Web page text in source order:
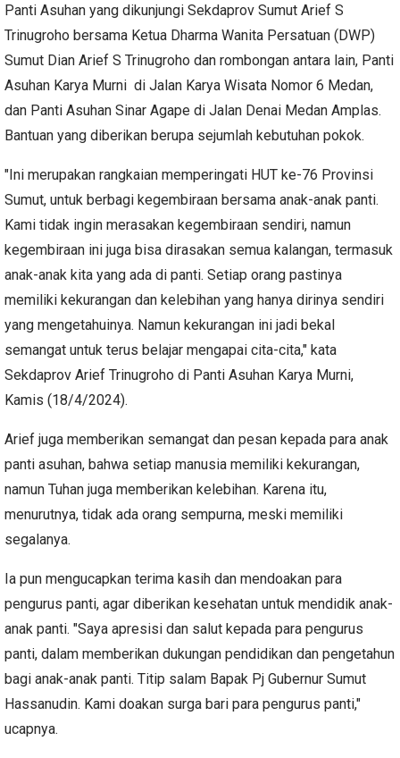
Panti Asuhan yang dikunjungi Sekdaprov Sumut Arief S
Trinugroho bersama Ketua Dharma Wanita Persatuan (DWP)
Sumut Dian Arief S Trinugroho dan rombongan antara lain, Panti
Asuhan Karya Murni di Jalan Karya Wisata Nomor 6 Medan,
dan Panti Asuhan Sinar Agape di Jalan Denai Medan Amplas.
Bantuan yang diberikan berupa sejumlah kebutuhan pokok.
"Ini merupakan rangkaian memperingati HUT ke-76 Provinsi
Sumut, untuk berbagi kegembiraan bersama anak-anak panti.
Kami tidak ingin merasakan kegembiraan sendiri, namun
kegembiraan ini juga bisa dirasakan semua kalangan, termasuk
anak-anak kita yang ada di panti. Setiap orang pastinya
memiliki kekurangan dan kelebihan yang hanya dirinya sendiri
yang mengetahuinya. Namun kekurangan ini jadi bekal
semangat untuk terus belajar mengapai cita-cita," kata
Sekdaprov Arief Trinugroho di Panti Asuhan Karya Murni,
Kamis (18/4/2024).
Arief juga memberikan semangat dan pesan kepada para anak
panti asuhan, bahwa setiap manusia memiliki kekurangan,
namun Tuhan juga memberikan kelebihan. Karena itu,
menurutnya, tidak ada orang sempurna, meski memiliki
segalanya.
Ia pun mengucapkan terima kasih dan mendoakan para
pengurus panti, agar diberikan kesehatan untuk mendidik anak-
anak panti. "Saya apresisi dan salut kepada para pengurus
panti, dalam memberikan dukungan pendidikan dan pengetahun
bagi anak-anak panti. Titip salam Bapak Pj Gubernur Sumut
Hassanudin. Kami doakan surga bari para pengurus panti,"
ucapnya.